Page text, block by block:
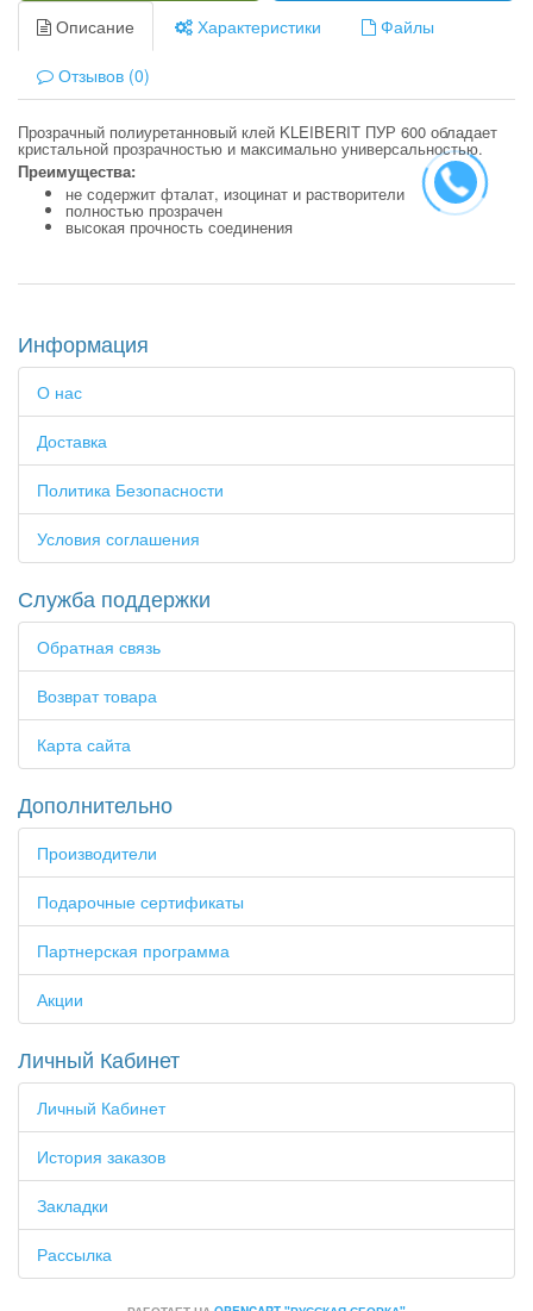
Описание Характеристики Файлы
Отзывов (0)
Прозрачный полиуретанновый клей KLEIBERIT ПУР 600 обладает
кристальной прозрачностью и максимально универсальностью.
Преимущества:
не содержит фталат, изоцинат и растворители
полностью прозрачен
высокая прочность соединения
Информация
О нас
Доставка
Политика Безопасности
Условия соглашения
Служба поддержки
Обратная связь
Возврат товара
Карта сайта
Дополнительно
Производители
Подарочные сертификаты
Партнерская программа
Акции
Личный Кабинет
Личный Кабинет
История заказов
Закладки
Рассылка